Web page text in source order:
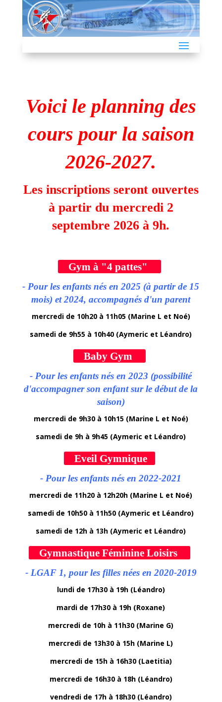
Voici le planning des
cours pour la saison
2026-2027.
Les inscriptions seront ouvertes
à partir du mercredi 2
septembre 2026 à 9h.
Gym à "4 pattes"
- Pour les enfants nés en 2025 (à partir de 15
mois) et 2024, accompagnés d'un parent
mercredi de 10h20 à 11h05 (Marine L et Noé)
samedi de 9h55 à 10h40 (Aymeric et Léandro)
Baby Gym
- Pour les enfants nés en 2023 (possibilité
d'accompagner son enfant sur le début de la
saison)
mercredi de 9h30 à 10h15 (Marine L et Noé)
samedi de 9h à 9h45 (Aymeric et Léandro)
Eveil Gymnique
- Pour les enfants nés en 2022-2021
mercredi de 11h20 à 12h20h (Marine L et Noé)
samedi de 10h50 à 11h50 (Aymeric et Léandro)
samedi de 12h à 13h (Aymeric et Léandro)
Gymnastique Féminine Loisirs
- LGAF 1, pour les filles nées en 2020-2019
lundi de 17h30 à 19h (Léandro)
mardi de 17h30 à 19h (Roxane)
mercredi de 10h à 11h30 (Marine G)
mercredi de 13h30 à 15h (Marine L)
mercredi de 15h à 16h30 (Laetitia)
mercredi de 16h30 à 18h (Léandro)
vendredi de 17h à 18h30 (Léandro)